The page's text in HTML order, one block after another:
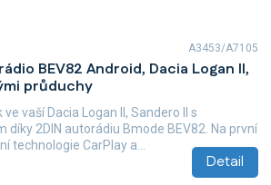
BEV82 Android, Dacia Logan II,
průduchy
Detail
vaší Dacia Logan II, Sandero II s
díky 2DIN autorádiu Bmode BEV82. Na první
technologie CarPlay a...
A3453/A7105